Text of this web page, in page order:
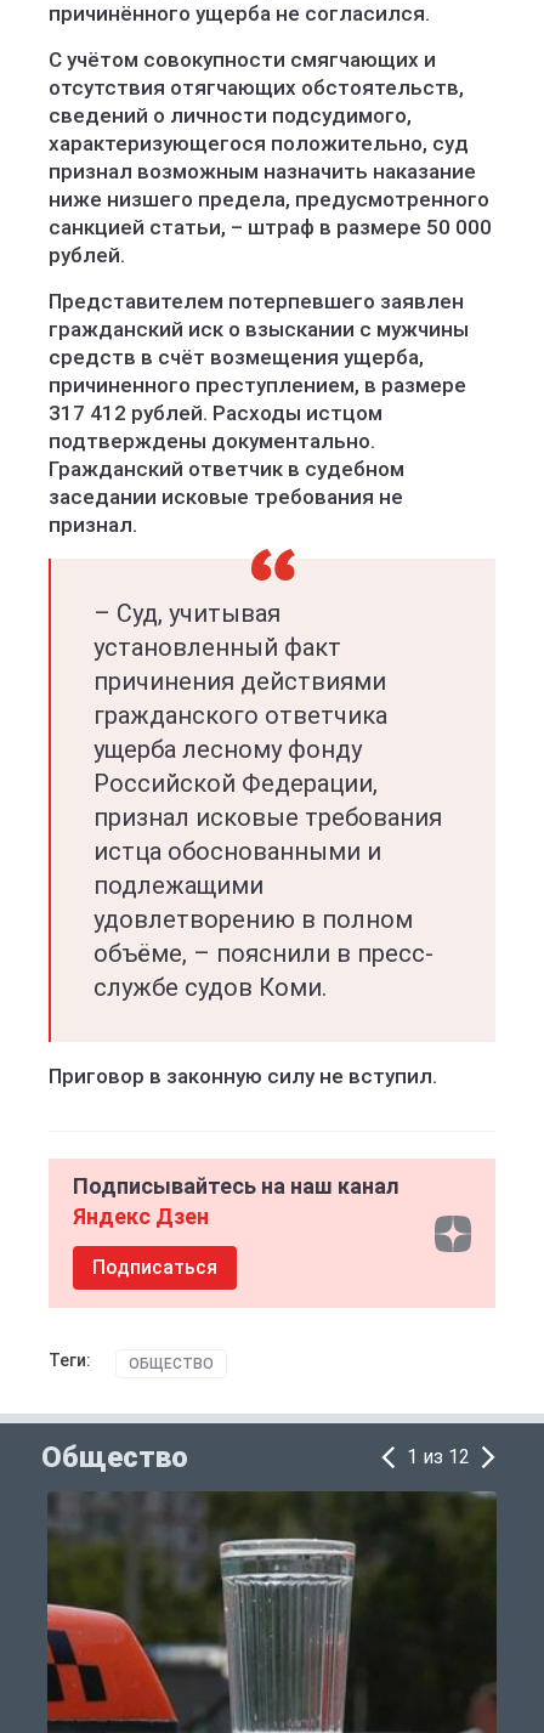
причинённого ущерба не согласился.
С учётом совокупности смягчающих и
отсутствия отягчающих обстоятельств,
сведений о личности подсудимого,
характеризующегося положительно, суд
признал возможным назначить наказание
ниже низшего предела, предусмотренного
санкцией статьи, – штраф в размере 50 000
рублей.
Представителем потерпевшего заявлен
гражданский иск о взыскании с мужчины
средств в счёт возмещения ущерба,
причиненного преступлением, в размере
317 412 рублей. Расходы истцом
подтверждены документально.
Гражданский ответчик в судебном
заседании исковые требования не
признал.
– Суд, учитывая
установленный факт
причинения действиями
гражданского ответчика
ущерба лесному фонду
Российской Федерации,
признал исковые требования
истца обоснованными и
подлежащими
удовлетворению в полном
объёме, – пояснили в пресс-
службе судов Коми.
Приговор в законную силу не вступил.
Подписывайтесь на наш канал
Яндекс Дзен
Подписаться
Теги: ОБЩЕСТВО
Общество 1 из 12